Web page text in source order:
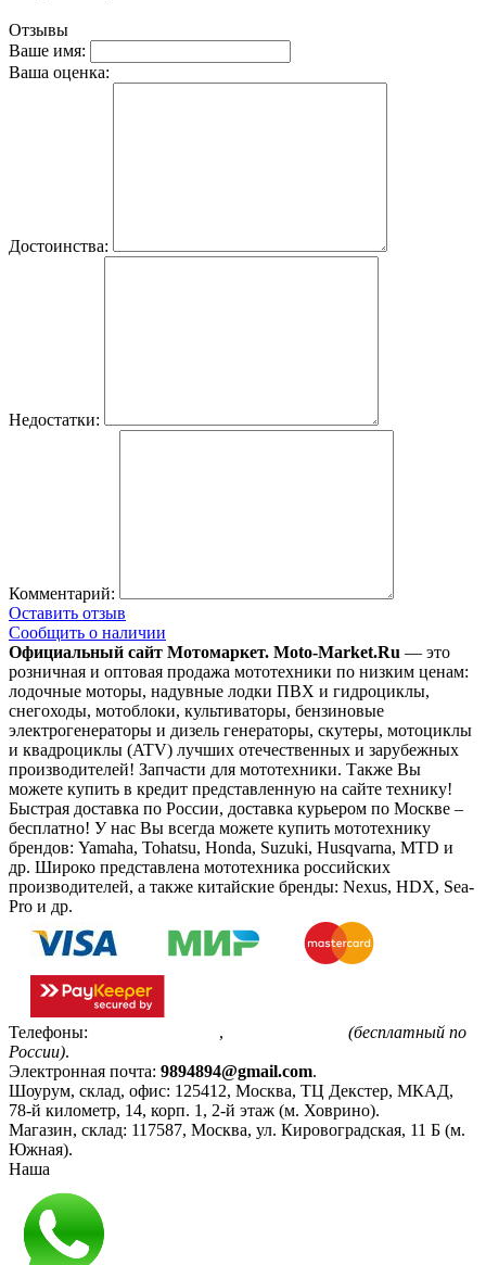
Отзывы
Ваше имя:
Ваша оценка:
Достоинства:
Недостатки:
Комментарий:
Оставить отзыв
Сообщить о наличии
Официальный сайт Мотомаркет. Moto-Market.Ru — это
розничная и оптовая продажа мототехники по низким ценам:
лодочные моторы, надувные лодки ПВХ и гидроциклы,
снегоходы, мотоблоки, культиваторы, бензиновые
электрогенераторы и дизель генераторы, скутеры, мотоциклы
и квадроциклы (ATV) лучших отечественных и зарубежных
производителей! Запчасти для мототехники. Также Вы
можете купить в кредит представленную на сайте технику!
Быстрая доставка по России, доставка курьером по Москве –
бесплатно! У нас Вы всегда можете купить мототехнику
брендов: Yamaha, Tohatsu, Honda, Suzuki, Husqvarna, MTD и
др. Широко представлена мототехника российских
производителей, а также китайские бренды: Nexus, HDX, Sea-
Pro и др.
Телефоны: ,
(бесплатный по
России).
Электронная почта: 9894894@gmail.com.
Шоурум, склад, офис: 125412, Москва, ТЦ Декстер, МКАД,
78-й километр, 14, корп. 1, 2-й этаж (м. Ховрино).
Магазин, склад: 117587, Москва, ул. Кировоградская, 11 Б (м.
Южная).
Наша